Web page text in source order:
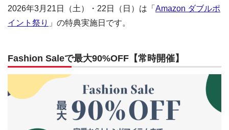
2026年3月21日（土）・22日（日）は「 Amazon ダブルポ
イント祭り 」の特典実施日です。
Fashion Saleで最大90%OFF【常時開催】